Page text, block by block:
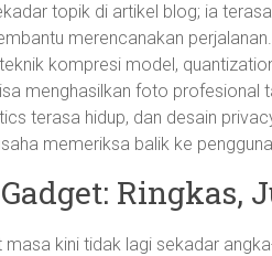
topik di artikel blog; ia
merencanakan
kompresi model,
menghasilkan foto profesional
terasa hidup, dan desain
memeriksa balik ke
Ringkas,
masa kini tidak lagi sekadar